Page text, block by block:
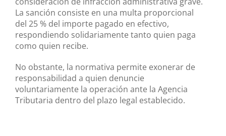
La sanción consiste en una multa proporcional
del 25 % del importe pagado en efectivo,
respondiendo solidariamente tanto quien paga
como quien recibe.
No obstante, la normativa permite exonerar de
responsabilidad a quien denuncie
voluntariamente la operación ante la Agencia
Tributaria dentro del plazo legal establecido.